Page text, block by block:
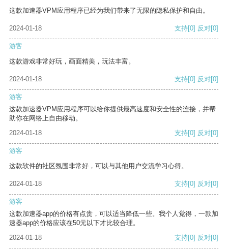
这款加速器VPM应用程序已经为我们带来了无限的隐私保护和自由。
2024-01-18 支持[0] 反对[0]
游客
这款游戏非常好玩，画面精美，玩法丰富。
2024-01-18 支持[0] 反对[0]
游客
这款加速器VPM应用程序可以给你提供最高速度和安全性的连接，并帮
助你在网络上自由移动。
2024-01-18
支持[0] 反对[0]
游客
这款软件的社区氛围非常好，可以与其他用户交流学习心得。
2024-01-18 支持[0] 反对[0]
游客
这款加速器app的价格有点贵，可以适当降低一些。我个人觉得，一款加
速器app的价格应该在50元以下才比较合理。
2024-01-18
支持[0] 反对[0]